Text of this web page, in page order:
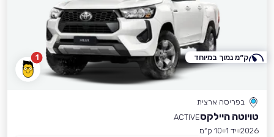
1
בפריסה ארצית
טויוטה היילקסACTIVE
2026 יד 1
10 ק״מ
ק״מ נמוך במיוחד